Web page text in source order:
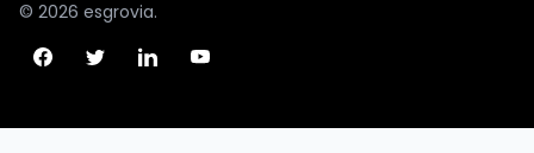
© 2026 esgrovia.